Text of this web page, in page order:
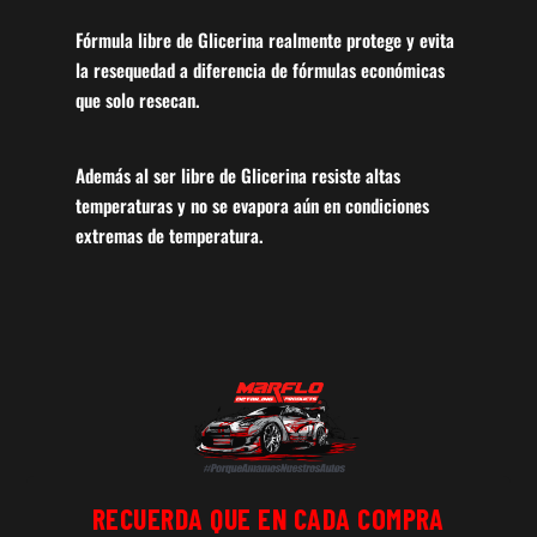
Fórmula libre de Glicerina realmente protege y evita
la resequedad a diferencia de fórmulas económicas
que solo resecan.
Además al ser libre de Glicerina resiste altas
temperaturas y no se evapora aún en condiciones
extremas de temperatura.
RECUERDA QUE EN CADA COMPRA